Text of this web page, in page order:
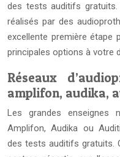
des tests auditifs
réalisés par des
excellente première étape
principales options à votre
Réseaux
amplifon, audika,
Les grandes enseignes
Amplifon, Audika ou
des tests auditifs gratuits.